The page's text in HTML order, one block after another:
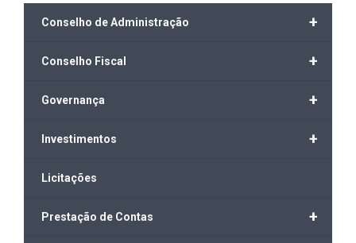
+
Conselho de Administração
+
Conselho Fiscal
+
Governança
+
Investimentos
Licitações
+
Prestação de Contas